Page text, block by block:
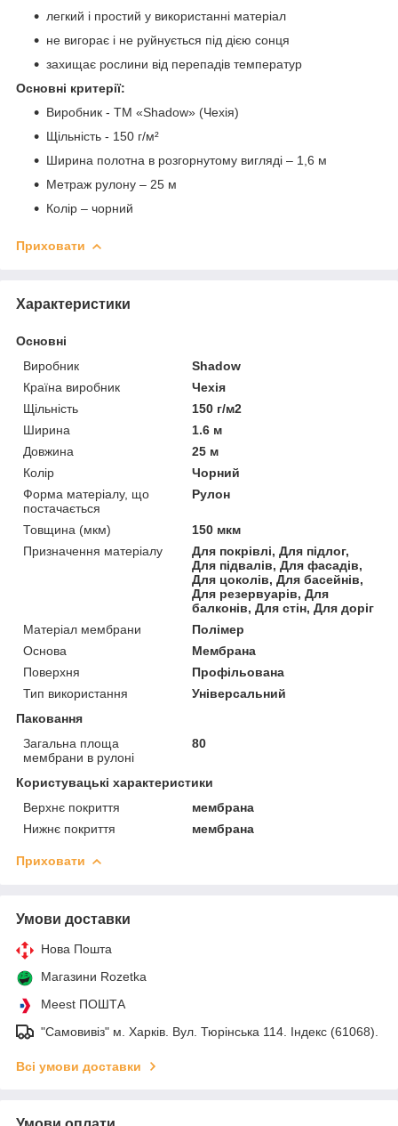
легкий і простий у використанні матеріал
не вигорає і не руйнується під дією сонця
захищає рослини від перепадів температур
Основні критерії:
Виробник - ТМ «Shadow» (Чехія)
Щільність - 150 г/м²
Ширина полотна в розгорнутому вигляді – 1,6 м
Метраж рулону – 25 м
Колір – чорний
Приховати
Характеристики
Основні
Виробник
Shadow
Країна виробник
Чехія
Щільність
150 г/м2
Ширина
1.6 м
Довжина
25 м
Колір
Чорний
Форма матеріалу, що
постачається
Рулон
Товщина (мкм)
150 мкм
Призначення матеріалу
Для покрівлі, Для підлог,
Для підвалів, Для фасадів,
Для цоколів, Для басейнів,
Для резервуарів, Для
балконів, Для стін, Для доріг
Матеріал мембрани
Полімер
Основа
Мембрана
Поверхня
Профільована
Тип використання
Універсальний
Паковання
Загальна площа
мембрани в рулоні
80
Користувацькі характеристики
Верхнє покриття
мембрана
Нижнє покриття
мембрана
Приховати
Умови доставки
Нова Пошта
Магазини Rozetka
Meest ПОШТА
"Самовивіз" м. Харків. Вул. Тюрінська 114. Індекс (61068).
Всі умови доставки